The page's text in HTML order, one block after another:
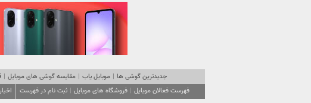
جدیدترین گوشی ها | موبایل یاب | مقایسه گوشی های موبایل |
فهرست فعالان موبایل | فروشگاه های موبایل | ثبت نام در فهرست